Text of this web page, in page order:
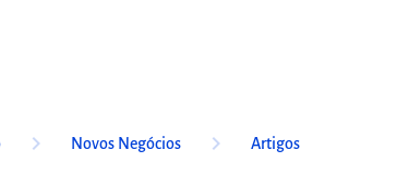
keyboard_arrow_right Novos Negócios keyboard_arrow_right Artigos